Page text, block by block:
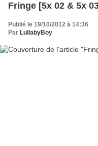
Fringe [5x 02 & 5x
Publié le 19/10/2012 à 14:36
Par LullabyBoy